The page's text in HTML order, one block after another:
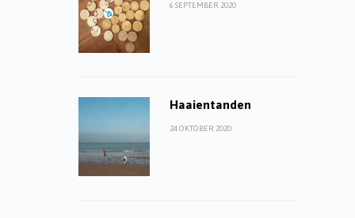
6 SEPTEMBER 2020
Haaientanden
24 OKTOBER 2020